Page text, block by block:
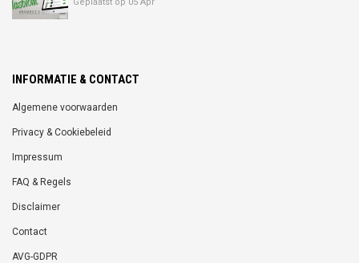
INFORMATIE & CONTACT
Algemene voorwaarden
Privacy & Cookiebeleid
Impressum
FAQ & Regels
Disclaimer
Contact
AVG-GDPR